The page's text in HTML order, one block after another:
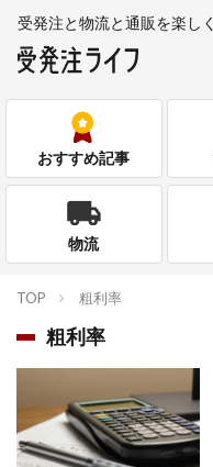
受発注と物流と通販を楽し
おすすめ記事
物流
TOP 粗利率
粗利率